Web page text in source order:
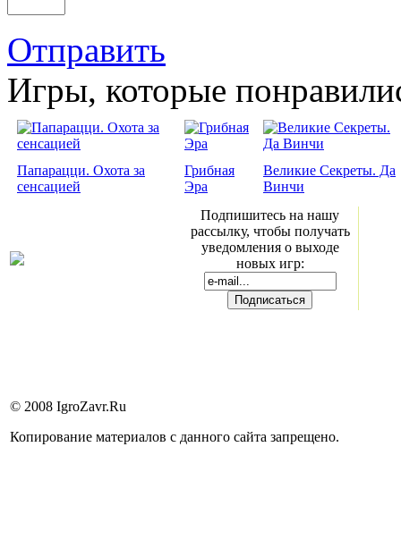
Отправить
Игры, которые
Папарацци. Охота за
сенсацией
Грибная
Эра
Великие Секреты. Да
Винчи
Подпишитесь на нашу
рассылку, чтобы получать
уведомления о выходе
новых игр:
© 2008 IgroZavr.Ru
Копирование материалов с данного сайта запрещено.